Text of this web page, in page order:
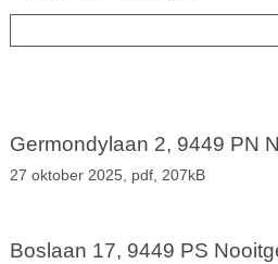
Germondylaan 2, 9449 PN
27 oktober 2025, pdf, 207kB
Boslaan 17, 9449 PS